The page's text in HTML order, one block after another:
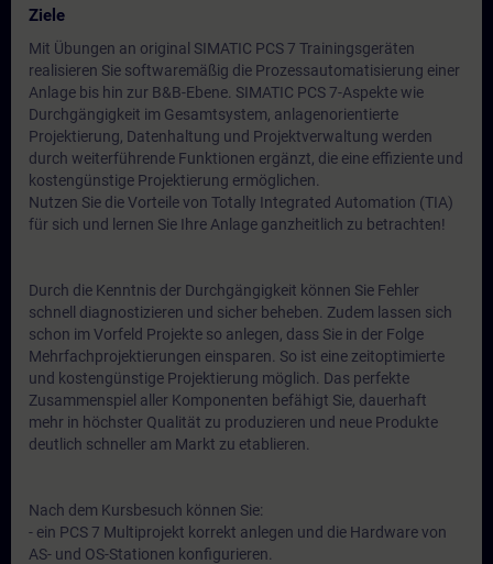
Ziele
Mit Übungen an original SIMATIC PCS 7 Trainingsgeräten
realisieren Sie softwaremäßig die Prozessautomatisierung einer
Anlage bis hin zur B&B-Ebene. SIMATIC PCS 7-Aspekte wie
Durchgängigkeit im Gesamtsystem, anlagenorientierte
Projektierung, Datenhaltung und Projektverwaltung werden
durch weiterführende Funktionen ergänzt, die eine effiziente und
kostengünstige Projektierung ermöglichen.
Nutzen Sie die Vorteile von Totally Integrated Automation (TIA)
für sich und lernen Sie Ihre Anlage ganzheitlich zu betrachten!
Durch die Kenntnis der Durchgängigkeit können Sie Fehler
schnell diagnostizieren und sicher beheben. Zudem lassen sich
schon im Vorfeld Projekte so anlegen, dass Sie in der Folge
Mehrfachprojektierungen einsparen. So ist eine zeitoptimierte
und kostengünstige Projektierung möglich. Das perfekte
Zusammenspiel aller Komponenten befähigt Sie, dauerhaft
mehr in höchster Qualität zu produzieren und neue Produkte
deutlich schneller am Markt zu etablieren.
Nach dem Kursbesuch können Sie:
- ein PCS 7 Multiprojekt korrekt anlegen und die Hardware von
AS- und OS-Stationen konfigurieren.